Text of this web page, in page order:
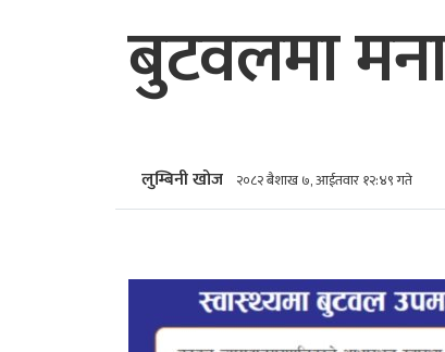
बुटवलमा
लुम्बिनी खोज २०८२ बैशाख ७, आईतवार १२:४९ गते